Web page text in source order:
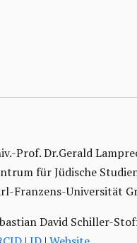
Prof. Dr.Gerald
für Jüdische
Franzens-Universität
David Schiller-